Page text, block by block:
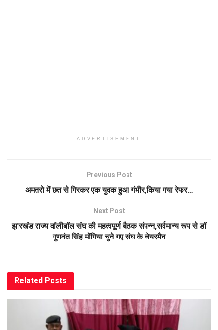
ADVERTISEMENT
Previous Post
अमतरो में छत से गिरकर एक युवक हुआ गंभीर,किया गया रेफर…
Next Post
झारखंड राज्य वॉलीबॉल संघ की महत्वपूर्ण बैठक संपन्न,सर्वमान्य रूप से डॉ
गुणवंत सिंह मोंगिया चुने गए संघ के चेयरमैन
Related Posts